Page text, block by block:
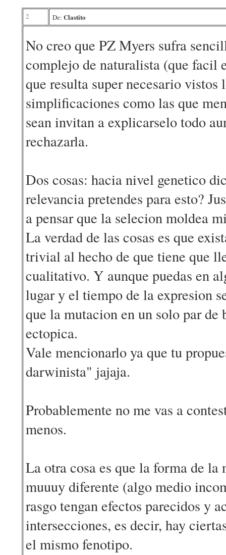
2 De: Clastito
No creo que PZ Myers sufra
complejo de naturalista (que facil
que resulta super necesario
simplificaciones como las que
sean invitan a explicarselo todo
rechazarla.
Dos cosas: hacia nivel genetico
relevancia pretendes para esto?
a pensar que la selecion moldea
La verdad de las cosas es que
trivial al hecho de que tiene que
cualitativo. Y aunque puedas en
lugar y el tiempo de la expresion
que la mutacion en un solo par de
ectopica.
Vale mencionarlo ya que tu
darwinista" jajaja.
Probablemente no me vas a
menos.
La otra cosa es que la forma de
muuuy diferente (algo medio
rasgo tengan efectos parecidos y
intersecciones, es decir, hay
el mismo fenotipo.